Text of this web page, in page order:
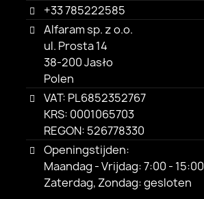
+33 785222585
Alfaram sp. z o.o.
ul. Prosta 14
38-200 Jasło
Polen
VAT: PL6852352767
KRS: 0001065703
REGON: 526778330
Openingstijden:
Maandag - Vrijdag: 7:00 - 15:00
Zaterdag, Zondag: gesloten